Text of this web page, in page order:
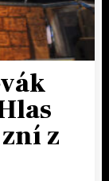
z